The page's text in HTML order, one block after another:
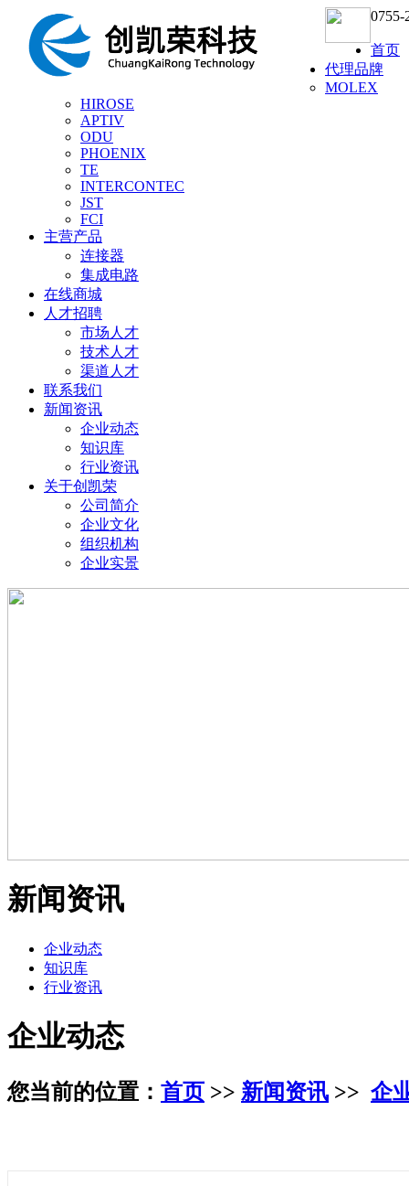
0755-
首页
代理品牌
MOLEX
HIROSE
APTIV
ODU
PHOENIX
TE
INTERCONTEC
JST
FCI
主营产品
连接器
集成电路
在线商城
人才招聘
市场人才
技术人才
渠道人才
联系我们
新闻资讯
企业动态
知识库
行业资讯
关于创凯荣
公司简介
企业文化
组织机构
企业实景
新闻资讯
企业动态
知识库
行业资讯
企业动态
您当前的位置： 首页 >> 新闻资讯 >> 企